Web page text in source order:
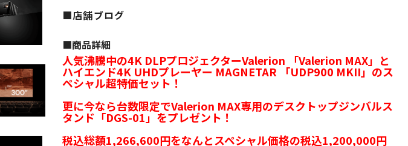
■店舗ブログ
■︎商品詳細
人気沸騰中の4K DLPプロジェクターValerion 「Valerion MAX」と
ハイエンド4K UHDプレーヤー MAGNETAR 「UDP900 MKII」のス
ペシャル超特価セット！
更に今なら台数限定でValerion MAX専用のデスクトップジンバルス
タンド「DGS-01」をプレゼント！
税込総額1,266,600円をなんとスペシャル価格の税込1,200,000円